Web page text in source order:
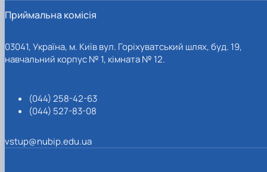
Приймальна комісія
03041, Україна, м. Київ вул. Горіхуватський шлях, буд. 19,
навчальний корпус № 1, кімната № 12.
(044) 258-42-63
(044) 527-83-08
vstup@nubip.edu.ua